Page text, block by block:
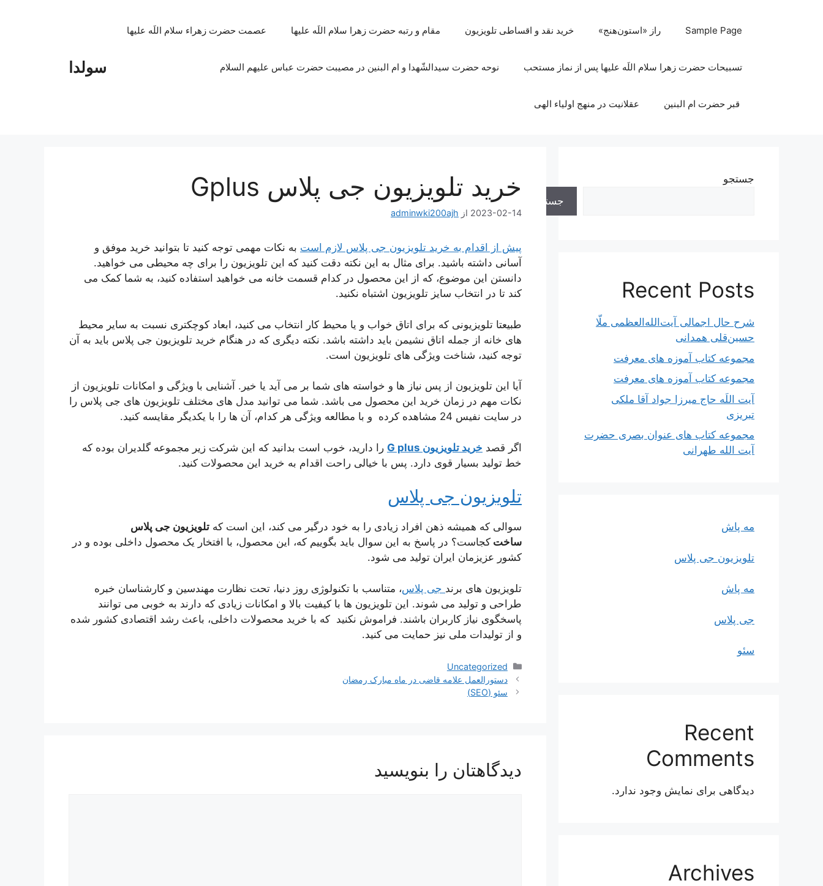
سولدا
Sample Page راز «استون‌هنج» خرید نقد و اقساطی تلویزیون مقام و رتبه حضرت زهرا سلام اللَه علیها عصمت حضرت زهراء سلام اللَه علیها
تسبیحات حضرت زهرا سلام اللَه علیها پس از نماز مستحب نوحه حضرت سیدالشّهدا و ام البنین در مصیبت حضرت عباس علیهم السلام
قبر حضرت ام البنین عقلانیت در منهج اولیاء الهی
خرید تلویزیون جی پلاس Gplus
2023-02-14 از adminwki200ajh
پیش از اقدام به خرید تلویزیون جی پلاس لازم است به نکات مهمی توجه کنید تا بتوانید خرید موفق و
آسانی داشته باشید. برای مثال به این نکته دقت کنید که این تلویزیون را برای چه محیطی می خواهید.
دانستن این موضوع، که از این محصول در کدام قسمت خانه می خواهید استفاده کنید، به شما کمک می
کند تا در انتخاب سایز تلویزیون اشتباه نکنید.
طبیعتا تلویزیونی که برای اتاق خواب و یا محیط کار انتخاب می کنید، ابعاد کوچکتری نسبت به سایر محیط
های خانه از جمله اتاق نشیمن باید داشته باشد. نکته دیگری که در هنگام خرید تلویزیون جی پلاس باید به آن
توجه کنید، شناخت ویژگی های تلویزیون است.
آیا این تلویزیون از پس نیاز ها و خواسته های شما بر می آید یا خیر. آشنایی با ویژگی و امکانات تلویزیون از
نکات مهم در زمان خرید این محصول می باشد. شما می توانید مدل های مختلف تلویزیون های جی پلاس را
در سایت نفیس 24 مشاهده کرده و با مطالعه ویژگی هر کدام، آن ها را با یکدیگر مقایسه کنید.
اگر قصد خرید تلویزیون G plus را دارید، خوب است بدانید که این شرکت زیر مجموعه گلدیران بوده که
خط تولید بسیار قوی دارد. پس با خیالی راحت اقدام به خرید این محصولات کنید.
تلویزیون جی پلاس
سوالی که همیشه ذهن افراد زیادی را به خود درگیر می کند، این است که تلویزیون جی پلاس
ساخت کجاست؟ در پاسخ به این سوال باید بگوییم که، این محصول، با افتخار یک محصول داخلی بوده و در
کشور عزیزمان ایران تولید می شود.
تلویزیون های برند جی پلاس، متناسب با تکنولوژی روز دنیا، تحت نظارت مهندسین و کارشناسان خبره
طراحی و تولید می شوند. این تلویزیون ها با کیفیت بالا و امکانات زیادی که دارند به خوبی می توانند
پاسخگوی نیاز کاربران باشند. فراموش نکنید که با خرید محصولات داخلی، باعث رشد اقتصادی کشور شده
و از تولیدات ملی نیز حمایت می کنید.
دسته‌ها
Uncategorized
ناوبری
نوشته‌ها
دستورالعمل علامه قاضی در ماه مبارک رمضان
سئو (SEO)
دیدگاهتان را بنویسید
جستجو
جستجو
Recent Posts
شرح حال اجمالی آیت‌الله‌العظمی ملّا
حسین‌قلی همدانی
مجموعه کتاب آموزه های معرفت
مجموعه کتاب آموزه های معرفت
آیت اللَه حاج میرزا جواد آقا ملکی
تبریزی
مجموعه کتاب های عنوان بصری حضرت
آیت الله طهرانی
مه پاش
تلویزیون جی پلاس
مه پاش
جی پلاس
سئو
Recent
Comments
دیدگاهی برای نمایش وجود ندارد.
Archives